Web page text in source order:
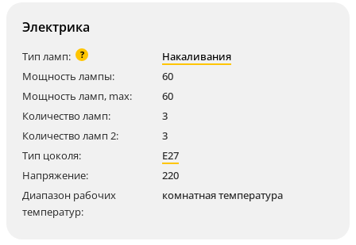
Электрика
Тип ламп: ?
Накаливания
Мощность лампы:
60
Мощность ламп, max:
60
Количество ламп:
3
Количество ламп 2:
3
Тип цоколя:
E27
Напряжение:
220
Диапазон рабочих
температур:
комнатная температура